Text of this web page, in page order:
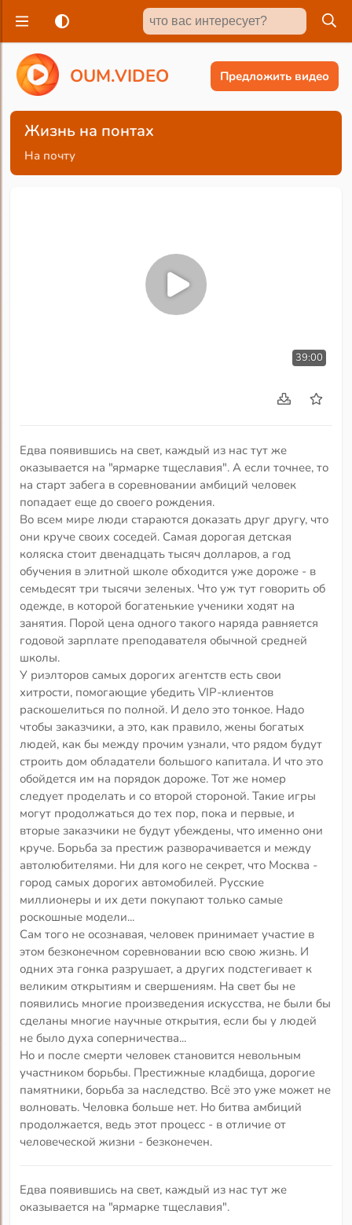
OUM.VIDEO Предложить видео
Жизнь на понтах
На почту
39:00
Едва появившись на свет, каждый из нас тут же
оказывается на "ярмарке тщеславия". А если точнее, то
на старт забега в соревновании амбиций человек
попадает еще до своего рождения.
Во всем мире люди стараются доказать друг другу, что
они круче своих соседей. Самая дорогая детская
коляска стоит двенадцать тысяч долларов, а год
обучения в элитной школе обходится уже дороже - в
семьдесят три тысячи зеленых. Что уж тут говорить об
одежде, в которой богатенькие ученики ходят на
занятия. Порой цена одного такого наряда равняется
годовой зарплате преподавателя обычной средней
школы.
У риэлторов самых дорогих агентств есть свои
хитрости, помогающие убедить VIP-клиентов
раскошелиться по полной. И дело это тонкое. Надо
чтобы заказчики, а это, как правило, жены богатых
людей, как бы между прочим узнали, что рядом будут
строить дом обладатели большого капитала. И что это
обойдется им на порядок дороже. Тот же номер
следует проделать и со второй стороной. Такие игры
могут продолжаться до тех пор, пока и первые, и
вторые заказчики не будут убеждены, что именно они
круче. Борьба за престиж разворачивается и между
автолюбителями. Ни для кого не секрет, что Москва -
город самых дорогих автомобилей. Русские
миллионеры и их дети покупают только самые
роскошные модели...
Сам того не осознавая, человек принимает участие в
этом безконечном соревновании всю свою жизнь. И
одних эта гонка разрушает, а других подстегивает к
великим открытиям и свершениям. На свет бы не
появились многие произведения искусства, не были бы
сделаны многие научные открытия, если бы у людей
не было духа соперничества...
Но и после смерти человек становится невольным
участником борьбы. Престижные кладбища, дорогие
памятники, борьба за наследство. Всё это уже может не
волновать. Человка больше нет. Но битва амбиций
продолжается, ведь этот процесс - в отличие от
человеческой жизни - безконечен.
Едва появившись на свет, каждый из нас тут же
оказывается на "ярмарке тщеславия".